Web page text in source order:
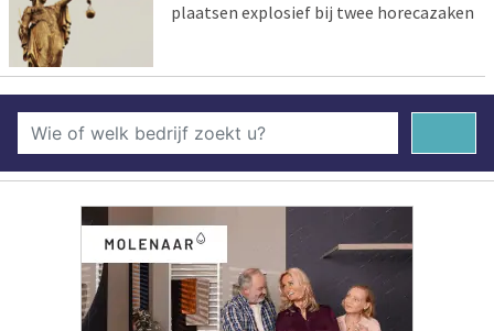
plaatsen explosief bij twee horecazaken